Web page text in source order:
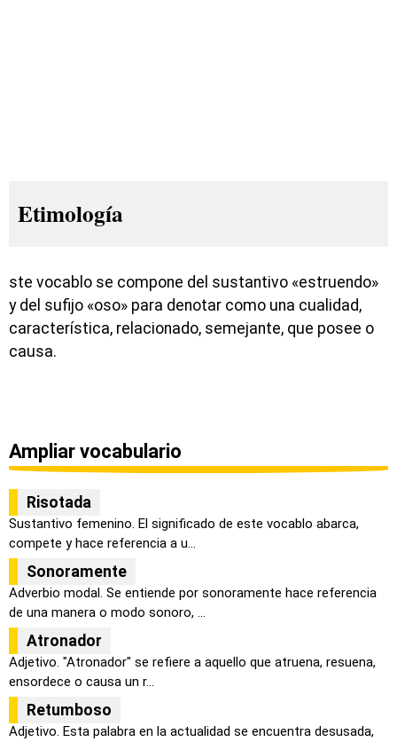
Etimología
ste vocablo se compone del sustantivo «estruendo»
y del sufijo «oso» para denotar como una cualidad,
característica, relacionado, semejante, que posee o
causa.
Ampliar vocabulario
Risotada
Sustantivo femenino. El significado de este vocablo abarca,
compete y hace referencia a u...
Sonoramente
Adverbio modal. Se entiende por sonoramente hace referencia
de una manera o modo sonoro, ...
Atronador
Adjetivo. "Atronador" se refiere a aquello que atruena, resuena,
ensordece o causa un r...
Retumboso
Adjetivo. Esta palabra en la actualidad se encuentra desusada,